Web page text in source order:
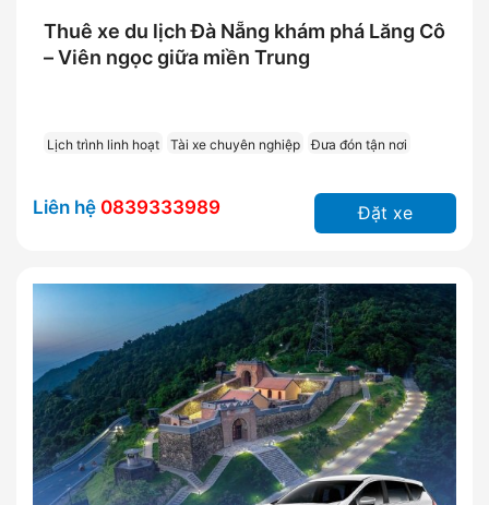
Thuê xe du lịch Đà Nẵng khám phá Lăng Cô
– Viên ngọc giữa miền Trung
Lịch trình linh hoạt Tài xe chuyên nghiệp Đưa đón tận nơi
Liên hệ 0839333989 Đặt xe